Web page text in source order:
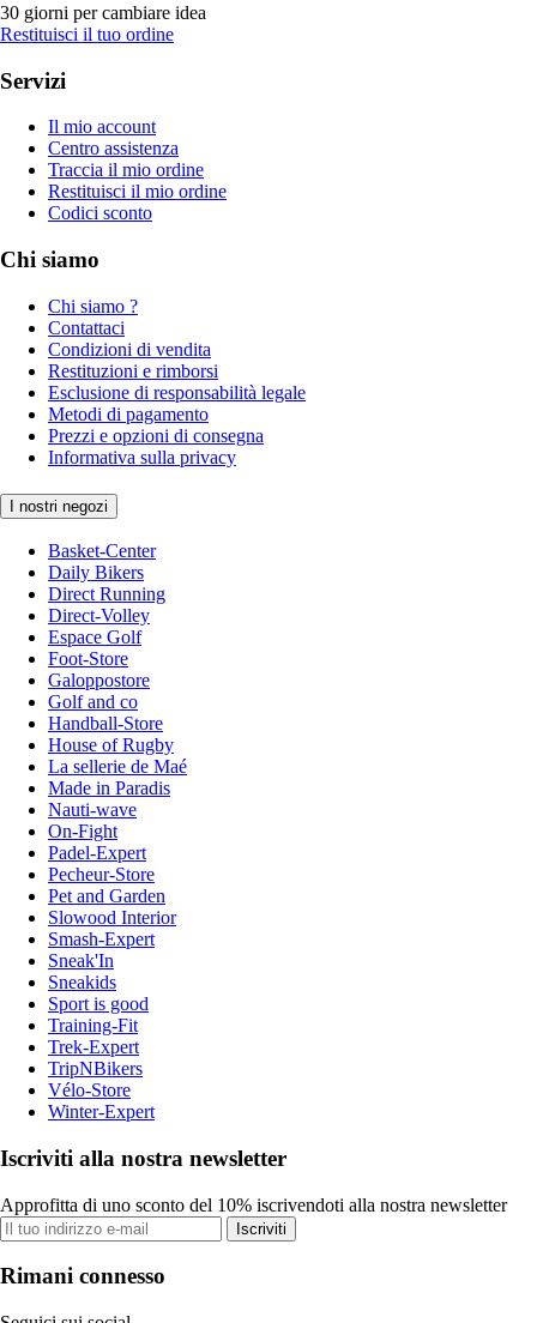
30 giorni per cambiare idea
Restituisci il tuo ordine
Servizi
Il mio account
Centro assistenza
Traccia il mio ordine
Restituisci il mio ordine
Codici sconto
Chi siamo
Chi siamo ?
Contattaci
Condizioni di vendita
Restituzioni e rimborsi
Esclusione di responsabilità legale
Metodi di pagamento
Prezzi e opzioni di consegna
Informativa sulla privacy
I nostri negozi
Basket-Center
Daily Bikers
Direct Running
Direct-Volley
Espace Golf
Foot-Store
Galoppostore
Golf and co
Handball-Store
House of Rugby
La sellerie de Maé
Made in Paradis
Nauti-wave
On-Fight
Padel-Expert
Pecheur-Store
Pet and Garden
Slowood Interior
Smash-Expert
Sneak'In
Sneakids
Sport is good
Training-Fit
Trek-Expert
TripNBikers
Vélo-Store
Winter-Expert
Iscriviti alla nostra newsletter
Approfitta di uno sconto del 10% iscrivendoti alla nostra newsletter
Iscriviti
Rimani connesso